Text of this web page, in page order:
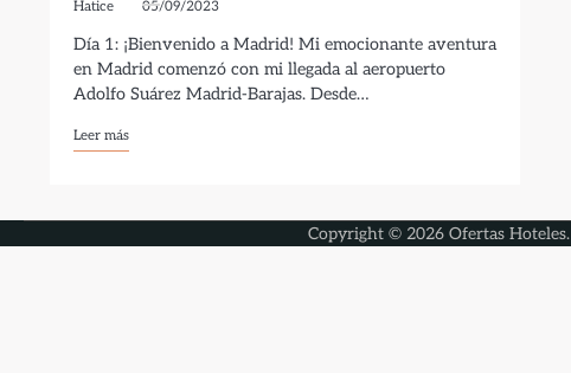
Hatice 05/09/2023
Día 1: ¡Bienvenido a Madrid! Mi emocionante aventura
en Madrid comenzó con mi llegada al aeropuerto
Adolfo Suárez Madrid-Barajas. Desde…
Leer más
Copyright © 2026 Ofertas Hoteles.